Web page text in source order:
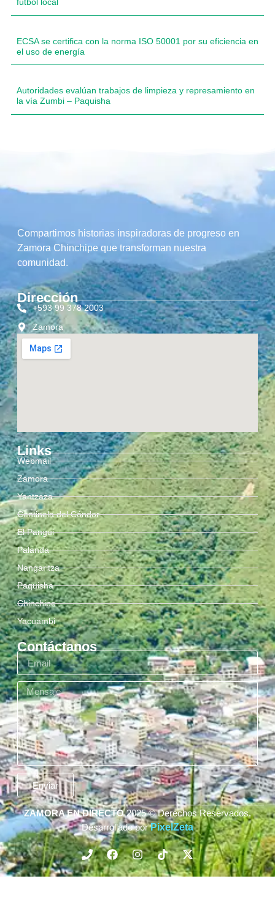
ECSA se certifica con la norma ISO 50001 por su eficiencia en
el uso de energía
Autoridades evalúan trabajos de limpieza y represamiento en
la vía Zumbi – Paquisha
Compartimos historias inspiradoras de progreso en
Zamora Chinchipe que transforman nuestra
comunidad.
Dirección
+593 99 378 2003
Zamora
Links
Webmail
Zamora
Yantzaza
Centinela del Cóndor
El Pangui
Palanda
Nangaritza
Paquisha
Chinchipe
Yacuambi
Contáctanos
Enviar
ZAMORA EN DIRECTO2025 © Derechos Reservados.
Desarrollado porPixelZeta